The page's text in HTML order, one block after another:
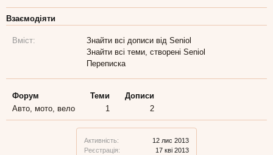
Активність:
12 лис 2013
Реєстрація:
17 кві 2013
Взаємодіяти
Вміст:
Знайти всі дописи від Seniol
Знайти всі теми, створені Seniol
Переписка
Форум Теми
Дописи
Авто, мото, вело
1 2